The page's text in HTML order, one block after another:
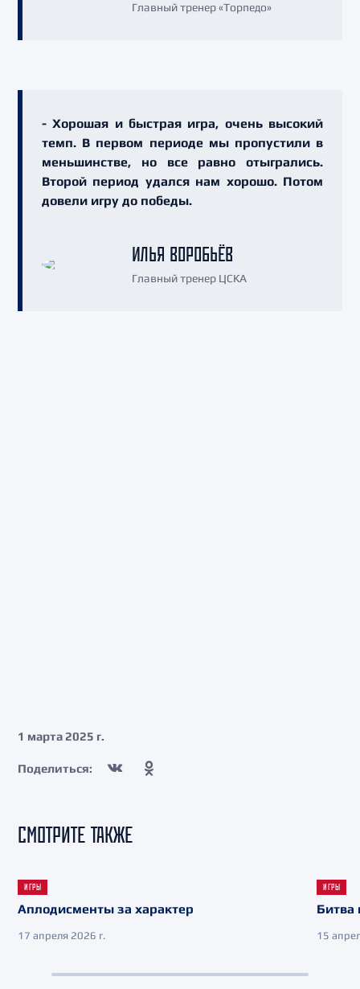
Главный тренер «Торпедо»
- Хорошая и быстрая игра, очень высокий
темп. В первом периоде мы пропустили в
меньшинстве, но все равно отыгрались.
Второй период удался нам хорошо. Потом
довели игру до победы.
ИЛЬЯ ВОРОБЬЁВ
Главный тренер ЦСКА
1 марта 2025 г.
Поделиться:
СМОТРИТЕ ТАКЖЕ
ИГРЫ
Аплодисменты за характер
17 апреля 2026 г.
ИГРЫ
Битва
15